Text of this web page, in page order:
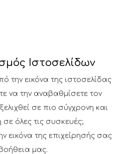
Ιστοσελίδων
την εικόνα της ιστοσελίδας
να την αναβαθμίσετε τον
σε πιο σύγχρονη και
όλες τις συσκευές;
εικόνα της επιχείρησής σας
μας.